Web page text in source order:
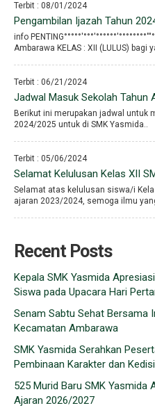
Terbit : 08/01/2024
Pengambilan Ijazah Tahun
info
Ambarawa KELAS : XII (LULUS) bagi
Terbit : 06/21/2024
Jadwal Masuk Sekolah Tahun
Berikut ini merupakan jadwal untuk
2024/2025 untuk di SMK Yasmida..
Terbit : 05/06/2024
Selamat Kelulusan Kelas XII
Selamat atas kelulusan siswa/i
ajaran 2023/2024, semoga ilmu
Recent Posts
Kepala SMK Yasmida
Siswa pada Upacara Hari
Senam Sabtu Sehat Bersama
Kecamatan Ambarawa
SMK Yasmida Serahkan
Pembinaan Karakter dan
525 Murid Baru SMK Yasmida
Ajaran 2026/2027